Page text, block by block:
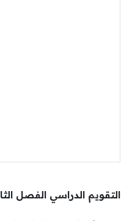
التقويم الدراسي الفصل الثاني